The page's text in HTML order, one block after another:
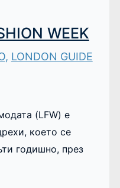
WEEK
, LONDON GUIDE
(LFW) е
което се
годишно, през